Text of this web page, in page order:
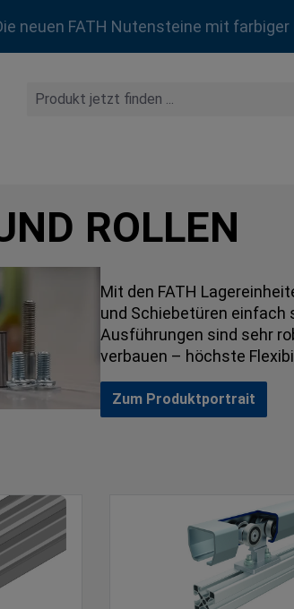
neuen FATH Nutensteine mit farbiger
ROLLEN
Mit den FATH
und Schiebetüren
Ausführungen sind sehr
verbauen – höchste
Zum Produktportrait